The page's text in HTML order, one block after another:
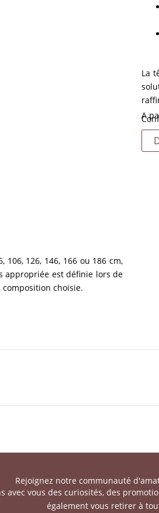
La
A
126, 146, 166 ou 186 cm,
appropriée est définie lors de
choisie.
Rejoignez notre communauté
avec vous des curiosités, des
également vous retirer à